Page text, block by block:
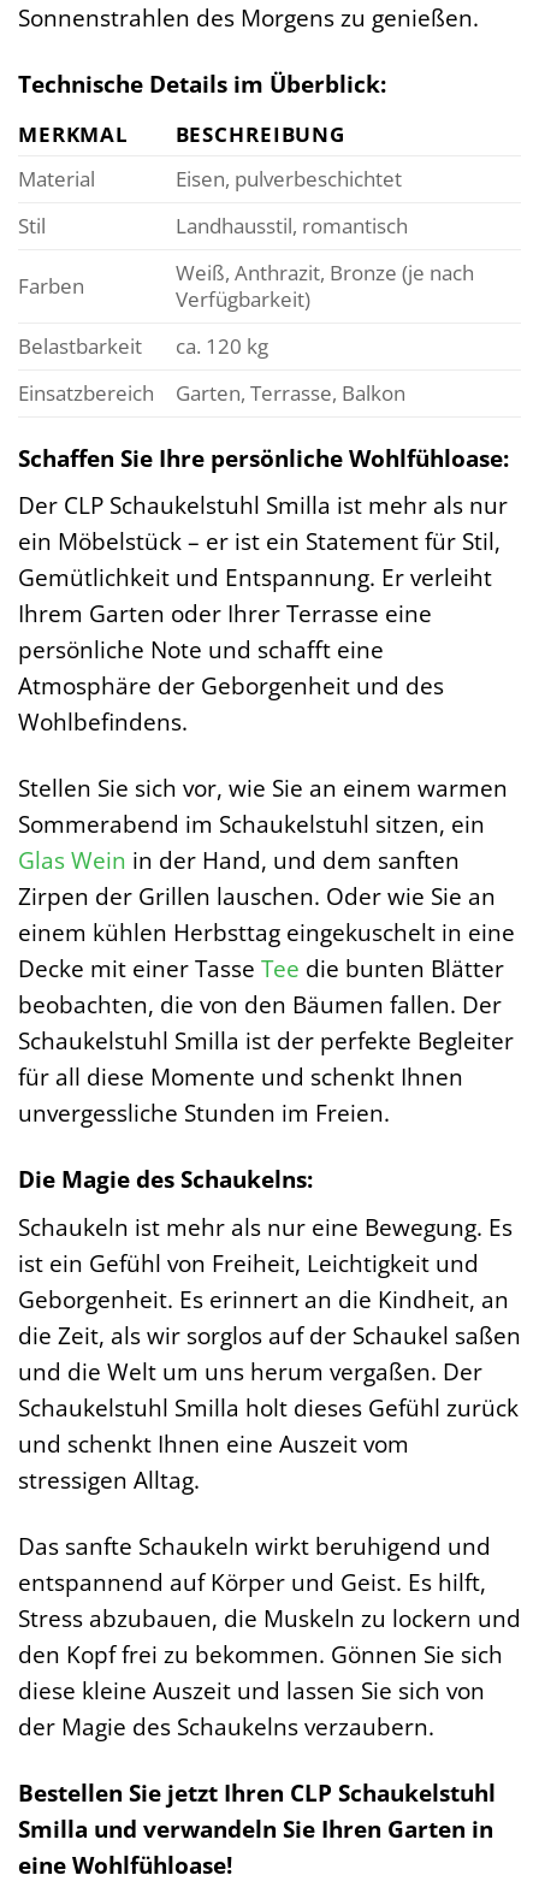
Sonnenstrahlen des Morgens zu genießen.
Technische Details im Überblick:
MERKMAL
BESCHREIBUNG
Material
Eisen, pulverbeschichtet
Stil
Landhausstil, romantisch
Farben
Weiß, Anthrazit, Bronze (je nach
Verfügbarkeit)
Belastbarkeit
ca. 120 kg
Einsatzbereich
Garten, Terrasse, Balkon
Schaffen Sie Ihre persönliche Wohlfühloase:
Der CLP Schaukelstuhl Smilla ist mehr als nur
ein Möbelstück – er ist ein Statement für Stil,
Gemütlichkeit und Entspannung. Er verleiht
Ihrem Garten oder Ihrer Terrasse eine
persönliche Note und schafft eine
Atmosphäre der Geborgenheit und des
Wohlbefindens.
Stellen Sie sich vor, wie Sie an einem warmen
Sommerabend im Schaukelstuhl sitzen, ein
GlasWein in der Hand, und dem sanften
Zirpen der Grillen lauschen. Oder wie Sie an
einem kühlen Herbsttag eingekuschelt in eine
Decke mit einer Tasse Tee die bunten Blätter
beobachten, die von den Bäumen fallen. Der
Schaukelstuhl Smilla ist der perfekte Begleiter
für all diese Momente und schenkt Ihnen
unvergessliche Stunden im Freien.
Die Magie des Schaukelns:
Schaukeln ist mehr als nur eine Bewegung. Es
ist ein Gefühl von Freiheit, Leichtigkeit und
Geborgenheit. Es erinnert an die Kindheit, an
die Zeit, als wir sorglos auf der Schaukel saßen
und die Welt um uns herum vergaßen. Der
Schaukelstuhl Smilla holt dieses Gefühl zurück
und schenkt Ihnen eine Auszeit vom
stressigen Alltag.
Das sanfte Schaukeln wirkt beruhigend und
entspannend auf Körper und Geist. Es hilft,
Stress abzubauen, die Muskeln zu lockern und
den Kopf frei zu bekommen. Gönnen Sie sich
diese kleine Auszeit und lassen Sie sich von
der Magie des Schaukelns verzaubern.
Bestellen Sie jetzt Ihren CLP Schaukelstuhl
Smilla und verwandeln Sie Ihren Garten in
eine Wohlfühloase!